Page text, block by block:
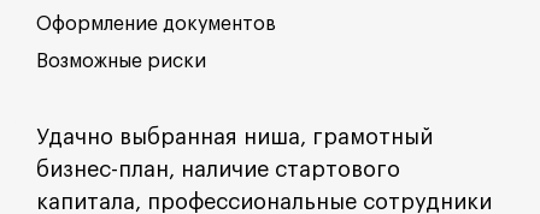
Оформление документов
Возможные риски
Удачно выбранная ниша, грамотный
бизнес-план, наличие стартового
капитала, профессиональные сотрудники